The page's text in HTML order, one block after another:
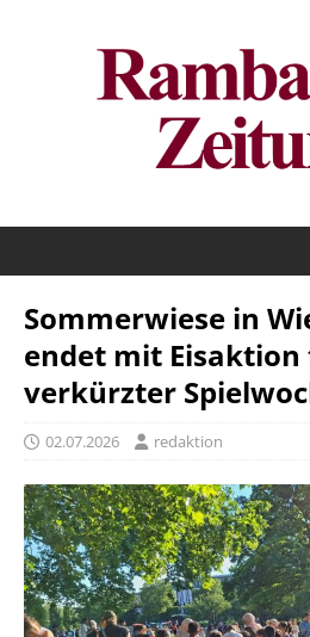
Sommerwiese in
endet mit
verkürzter
02.07.2026 redaktion